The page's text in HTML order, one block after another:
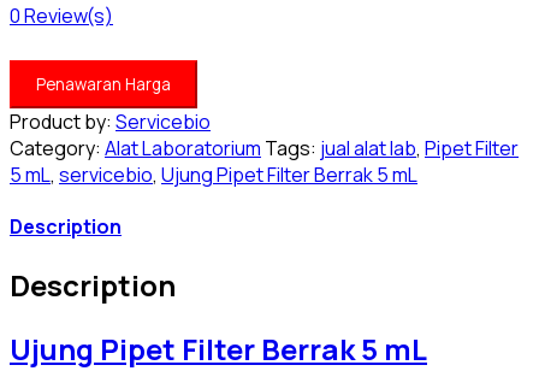
0Review(s)
Penawaran Harga
Product by: Servicebio
Category: Alat Laboratorium Tags: jual alat lab, Pipet Filter
5 mL, servicebio, Ujung Pipet Filter Berrak 5 mL
Description
Description
Ujung Pipet Filter Berrak 5 mL